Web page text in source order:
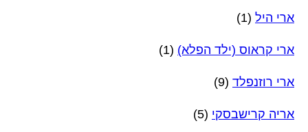
ארי היל (1)
ארי קראוס (ילד הפלא) (1)
ארי רוזנפלד (9)
אריה קרישבסקי (5)